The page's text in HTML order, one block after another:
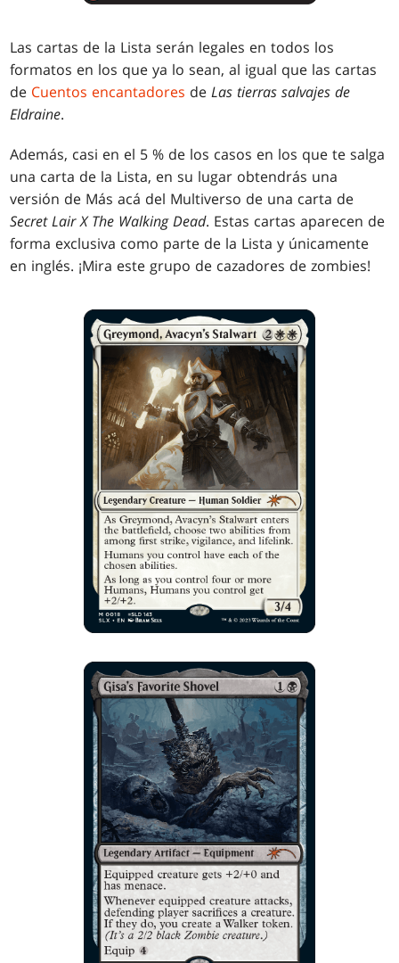
Las cartas de la Lista serán legales en todos los
formatos en los que ya lo sean, al igual que las cartas
de Cuentos encantadores deLas tierras salvajes de
Eldraine.
Además, casi en el 5 % de los casos en los que te salga
una carta de la Lista, en su lugar obtendrás una
versión de Más acá del Multiverso de una carta de
Secret Lair X The Walking Dead. Estas cartas aparecen de
forma exclusiva como parte de la Lista y únicamente
en inglés. ¡Mira este grupo de cazadores de zombies!